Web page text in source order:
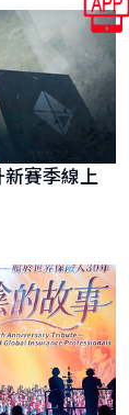
賽季線上